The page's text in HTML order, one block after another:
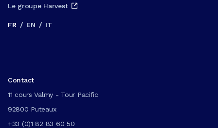
Le groupe Harvest
FR / EN / IT
Contact
11 cours Valmy - Tour Pacific
92800 Puteaux
+33 (0)1 82 83 60 50